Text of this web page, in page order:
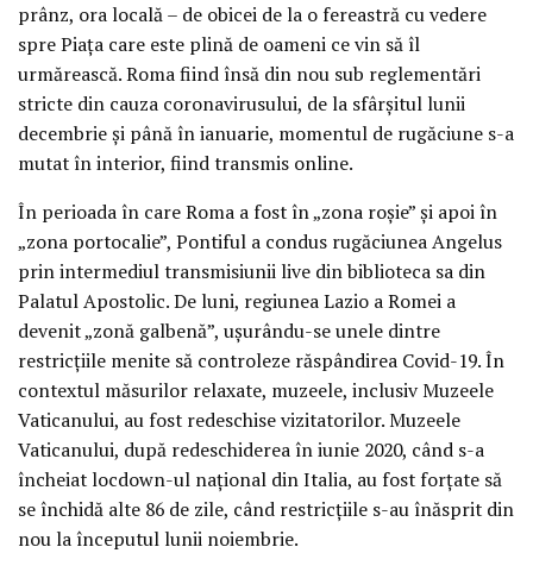
prânz, ora locală – de obicei de la o fereastră cu vedere
spre Piața care este plină de oameni ce vin să îl
urmărească. Roma fiind însă din nou sub reglementări
stricte din cauza coronavirusului, de la sfârșitul lunii
decembrie și până în ianuarie, momentul de rugăciune s-a
mutat în interior, fiind transmis online.
În perioada în care Roma a fost în „zona roșie” și apoi în
„zona portocalie”, Pontiful a condus rugăciunea Angelus
prin intermediul transmisiunii live din biblioteca sa din
Palatul Apostolic. De luni, regiunea Lazio a Romei a
devenit „zonă galbenă”, ușurându-se unele dintre
restricțiile menite să controleze răspândirea Covid-19. În
contextul măsurilor relaxate, muzeele, inclusiv Muzeele
Vaticanului, au fost redeschise vizitatorilor. Muzeele
Vaticanului, după redeschiderea în iunie 2020, când s-a
încheiat locdown-ul național din Italia, au fost forțate să
se închidă alte 86 de zile, când restricțiile s-au înăsprit din
nou la începutul lunii noiembrie.